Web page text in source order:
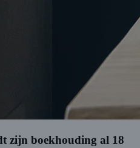
zijn boekhouding al 18